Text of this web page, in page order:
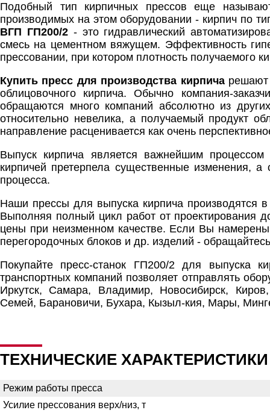
Подобный тип кирпичных прессов еще
производимых на этом оборудовании - кирпич по
ВГП ГП200/2- это гидравлический
смесь на цементном вяжущем. Эффективность
прессовании, при котором плотность получаемого
Купить пресс для производства кирпичарешают
облицовочного кирпича. Обычно компания-
обращаются много компаний абсолютно из
относительно невелика, а получаемый продукт
направление расценивается как очень
Выпуск кирпича является важнейшим
кирпичей претерпела существенные изменения,
процесса.
Наши прессы для выпуска кирпича производятся
Выполняя полный цикл работ от проектирования
цены при неизменном качестве. Если Вы намерены
перегородочных блоков и др. изделий -
Покупайте пресс-станок ГП200/2 для выпуска
транспортных компаний позволяет отправлять
Иркутск, Самара, Владимир, Новосибирск,
Семей, Барановичи, Бухара, Кызыл-кия, Мары,
ТЕХНИЧЕСКИЕ ХАРАКТЕРИСТИКИ
Режим работы пресса
Усилие прессования верх/низ, т